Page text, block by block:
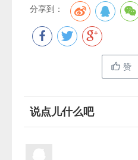
分享到：
赞
说点儿什么吧